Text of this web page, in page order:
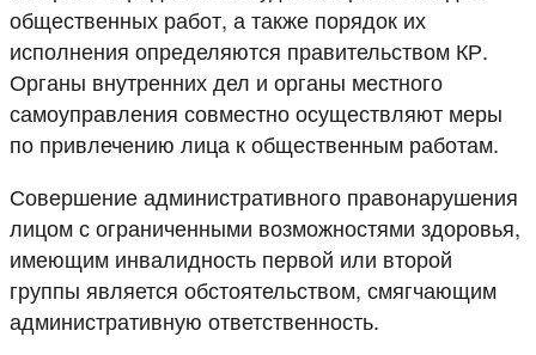
общественных работ, а также порядок их
исполнения определяются правительством КР.
Органы внутренних дел и органы местного
самоуправления совместно осуществляют меры
по привлечению лица к общественным работам.
Совершение административного правонарушения
лицом с ограниченными возможностями здоровья,
имеющим инвалидность первой или второй
группы является обстоятельством, смягчающим
административную ответственность.